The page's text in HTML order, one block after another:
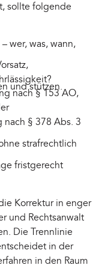
sollte folgende
wer, was, wann,
und stützen.
nach § 153 AO,
§ 378 Abs. 3
strafrechtlich
fristgerecht
Korrektur in enger
und Rechtsanwalt
Die Trennlinie
in der
in den Raum